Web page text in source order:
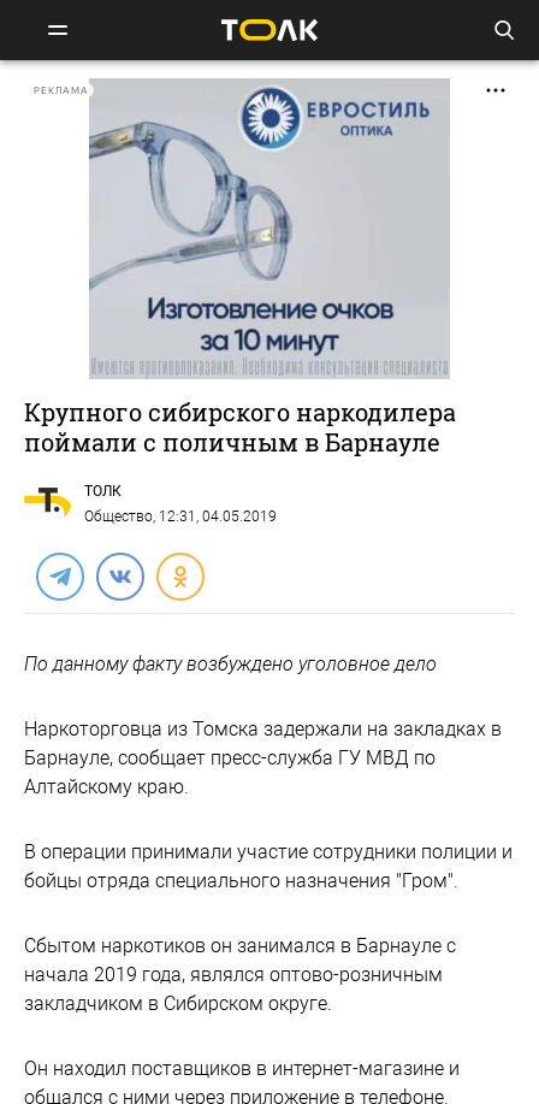
РЕКЛАМА
Крупного сибирского наркодилера
поймали с поличным в Барнауле
ТОЛК
Общество, 12:31, 04.05.2019
По данному факту возбуждено уголовное дело
Наркоторговца из Томска задержали на закладках в
Барнауле, сообщает пресс-служба ГУ МВД по
Алтайскому краю.
В операции принимали участие сотрудники полиции и
бойцы отряда специального назначения "Гром".
Сбытом наркотиков он занимался в Барнауле с
начала 2019 года, являлся оптово-розничным
закладчиком в Сибирском округе.
Он находил поставщиков в интернет-магазине и
общался с ними через приложение в телефоне.